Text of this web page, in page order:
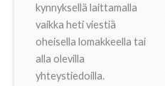
kynnyksellä laittamalla
vaikka heti viestiä
oheisella lomakkeella tai
alla olevilla
yhteystiedoilla.